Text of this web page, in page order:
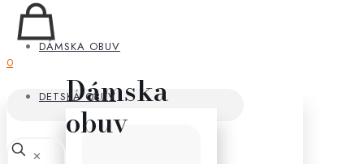
DÁMSKA OBUV
Dámska
obuv
0
DETSKÁ OBUV
✕